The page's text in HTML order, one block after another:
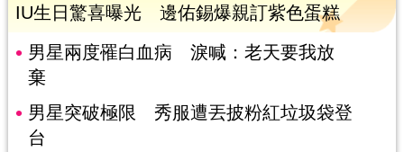
IU生日驚喜曝光 邊佑錫爆親訂紫色蛋糕
男星兩度罹白血病 淚喊：老天要我放
棄
男星突破極限 秀服遭丟披粉紅垃圾袋登
台